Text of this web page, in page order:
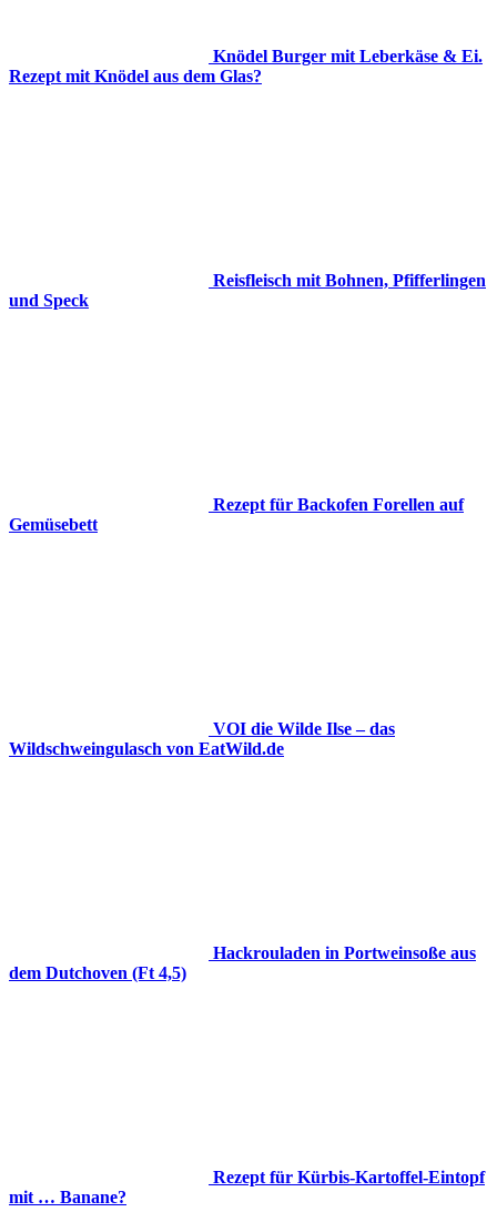
Knödel Burger mit Leberkäse & Ei.
Rezept mit Knödel aus dem Glas?
Reisfleisch mit Bohnen, Pfifferlingen
und Speck
Rezept für Backofen Forellen auf
Gemüsebett
VOI die Wilde Ilse – das
Wildschweingulasch von EatWild.de
Hackrouladen in Portweinsoße aus
dem Dutchoven (Ft 4,5)
Rezept für Kürbis-Kartoffel-Eintopf
mit … Banane?